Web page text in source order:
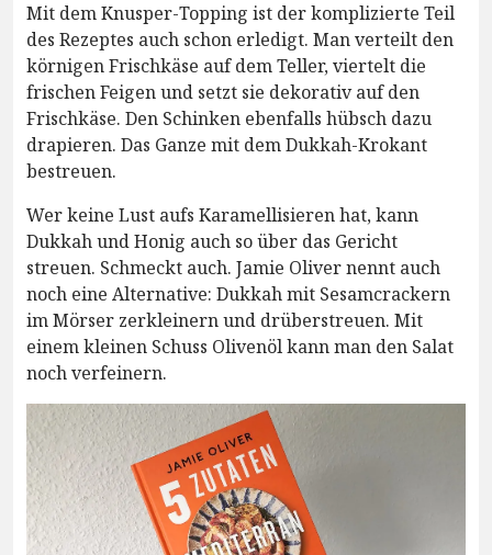
Mit dem Knusper-Topping ist der komplizierte Teil
des Rezeptes auch schon erledigt. Man verteilt den
körnigen Frischkäse auf dem Teller, viertelt die
frischen Feigen und setzt sie dekorativ auf den
Frischkäse. Den Schinken ebenfalls hübsch dazu
drapieren. Das Ganze mit dem Dukkah-Krokant
bestreuen.
Wer keine Lust aufs Karamellisieren hat, kann
Dukkah und Honig auch so über das Gericht
streuen. Schmeckt auch. Jamie Oliver nennt auch
noch eine Alternative: Dukkah mit Sesamcrackern
im Mörser zerkleinern und drüberstreuen. Mit
einem kleinen Schuss Olivenöl kann man den Salat
noch verfeinern.